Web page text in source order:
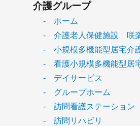
介護グループ
- ホーム
- 介護老人保健施設 咲
- 小規模多機能型居宅介
- 看護小規模多機能型居
- デイサービス
- グループホーム
- 訪問看護ステーション
- 訪問リハビリ